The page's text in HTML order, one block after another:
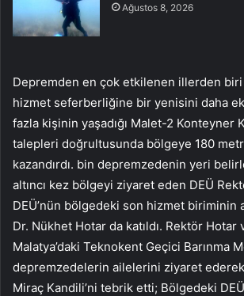
Ağustos 8, 2026
Depremden en çok etkilenen illerden biri
hizmet seferberliğine bir yenisini daha
fazla kişinin yaşadığı Malet-2 Konteyner
talepleri doğrultusunda bölgeye 180
kazandırdı. bin depremzedenin yeri
altıncı kez bölgeyi ziyaret eden DEÜ
DEÜ’nün bölgedeki son hizmet biriminin
Dr. Nükhet Hotar da katıldı. Rektör Hotar
Malatya’daki Teknokent Geçici Barınma
depremzedelerin ailelerini ziyaret ederek
Miraç Kandili’ni tebrik etti; Bölgedeki